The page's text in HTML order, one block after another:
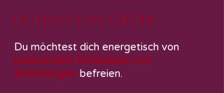
Du hast das GEfühl:
Du möchtest dich energetisch von
belastenden Erlebnissen und
Beziehungen befreien.